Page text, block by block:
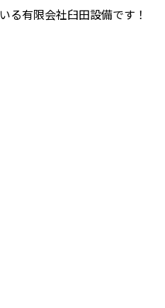
る有限会社臼田設備です！